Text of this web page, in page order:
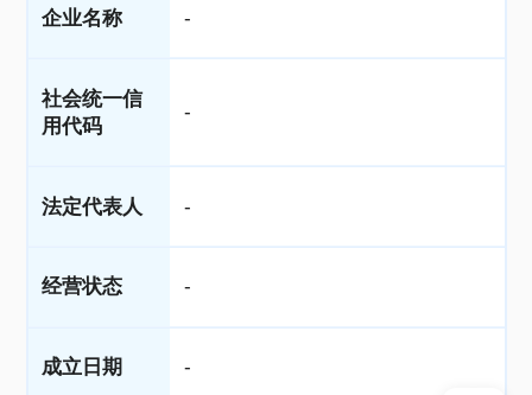
企业名称 -
社会统一信
用代码
-
法定代表人 -
经营状态 -
成立日期 -